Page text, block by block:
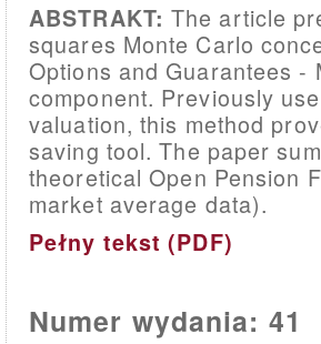
ABSTRAKT: The article
squares Monte Carlo
Options and Guarantees -
component. Previously
valuation, this method
saving tool. The paper
theoretical Open Pension
market average data).
Pełny tekst (PDF)
Numer wydania: 41